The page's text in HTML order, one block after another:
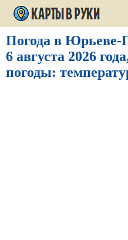
Погода в Юрьеве-
6 августа 2026
погоды: